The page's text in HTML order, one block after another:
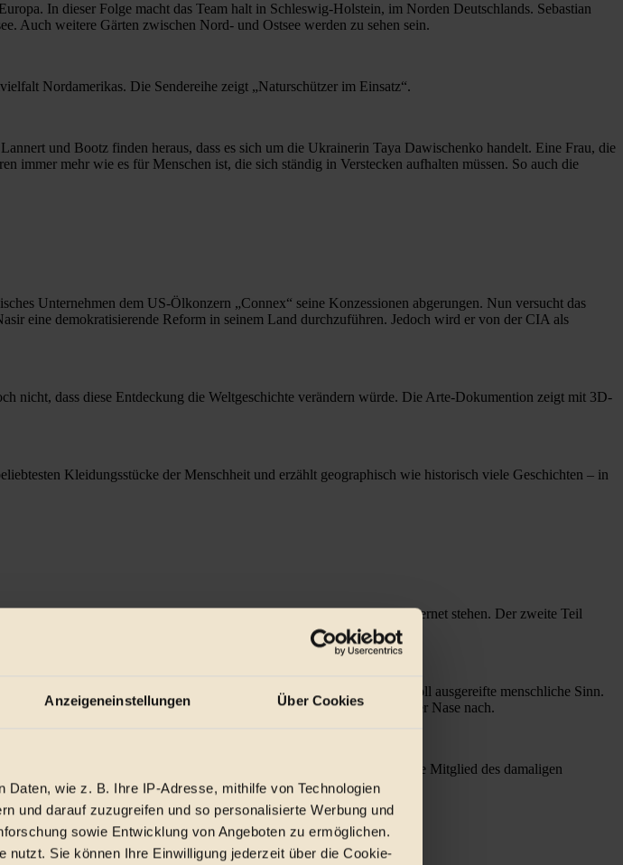
Anzeigeneinstellungen Über Cookies
Daten, wie z. B. Ihre IP-Adresse, mithilfe von Technologien
und darauf zuzugreifen und so personalisierte Werbung und
sowie Entwicklung von Angeboten zu ermöglichen.
Sie können Ihre Einwilligung jederzeit über die Cookie-
In dieser Folge macht das Team halt in Schleswig-Holstein, im Norden Deutschlands. Sebastian
Auch weitere Gärten zwischen Nord- und Ostsee werden zu sehen sein.
Nordamerikas. Die Sendereihe zeigt „Naturschützer im Einsatz“.
und Bootz finden heraus, dass es sich um die Ukrainerin Taya Dawischenko handelt. Eine Frau, die
immer mehr wie es für Menschen ist, die sich ständig in Verstecken aufhalten müssen. So auch die
Unternehmen dem US-Ölkonzern „Connex“ seine Konzessionen abgerungen. Nun versucht das
eine demokratisierende Reform in seinem Land durchzuführen. Jedoch wird er von der CIA als
nicht, dass diese Entdeckung die Weltgeschichte verändern würde. Die Arte-Dokumention zeigt mit 3D-
Kleidungsstücke der Menschheit und erzählt geographisch wie historisch viele Geschichten – in
Source-Produkte, die für ein kollektives Geben und Nehmen im Internet stehen. Der zweite Teil
dem Tastsinn ist der Geruchssinn der einzige schon bei der Geburt voll ausgereifte menschliche Sinn.
hat, folgt Enthoven einigen Fragen rund um den Geruch – immer der Nase nach.
Politiker war bei Ausbruch des ersten Weltkries das einzige Mitglied des damaligen
er sechs Tage später erschossen wurde.